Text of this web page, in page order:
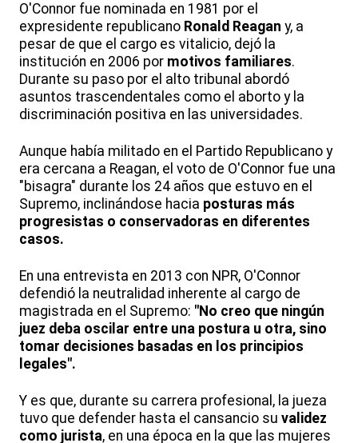
O'Connor fue nominada en 1981 por el
expresidente republicano Ronald Reagan y, a
pesar de que el cargo es vitalicio, dejó la
institución en 2006 por motivos familiares.
Durante su paso por el alto tribunal abordó
asuntos trascendentales como el aborto y la
discriminación positiva en las universidades.
Aunque había militado en el Partido Republicano y
era cercana a Reagan, el voto de O'Connor fue una
"bisagra" durante los 24 años que estuvo en el
Supremo, inclinándose hacia posturas más
progresistas o conservadoras en diferentes
casos.
En una entrevista en 2013 con NPR, O'Connor
defendió la neutralidad inherente al cargo de
magistrada en el Supremo: "No creo que ningún
juez deba oscilar entre una postura u otra, sino
tomar decisiones basadas en los principios
legales".
Y es que, durante su carrera profesional, la jueza
tuvo que defender hasta el cansancio su validez
como jurista, en una época en la que las mujeres